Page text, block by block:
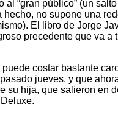
“gran público” (un
hecho, no supone una
El libro de Jorge
precedente que va a
costar bastante
jueves, y que
su hija, que salieron en